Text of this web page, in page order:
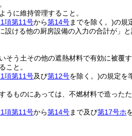
に維持管理すること。
項第11号から第14号までを除く。)の規
ける他の厨房設備の入力の合計が」と
う土その他の遮熱材料で有効に被覆す
こと。
項第11号及び第12号を除く。)の規定を
るものにあっては、不燃材料で造った
項第11号から第14号まで及び第17号ホ